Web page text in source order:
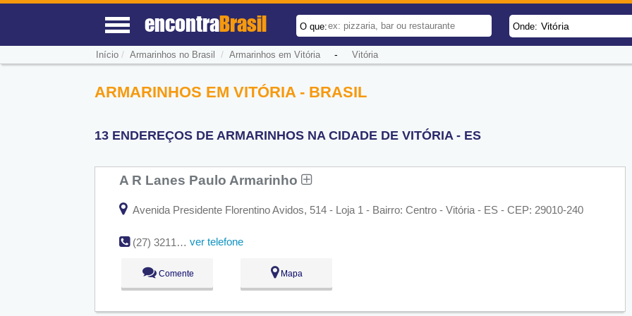
encontraBrasil O que: Onde: Vitória
Início/ Armarinhos no Brasil / Armarinhos em Vitória- Vitória
ARMARINHOS EM VITÓRIA - BRASIL
13 ENDEREÇOS DE ARMARINHOS NA CIDADE DE VITÓRIA - ES
A R Lanes Paulo Armarinho
Avenida Presidente Florentino Avidos, 514 - Loja 1 - Bairro: Centro - Vitória - ES - CEP: 29010-240
(27) 3211-1837 ver telefone
Comente Mapa